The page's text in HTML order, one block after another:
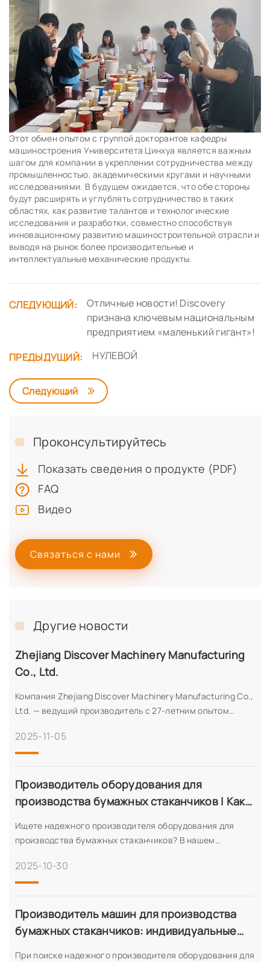
Этот обмен опытом с группой докторантов кафедры
машиностроения Университета Цинхуа является важным
шагом для компании в укреплении сотрудничества между
промышленностью, академическими кругами и научными
исследованиями. В будущем ожидается, что обе стороны
будут расширять и углублять сотрудничество в таких
областях, как развитие талантов и технологические
исследования и разработки, совместно способствуя
инновационному развитию машиностроительной отрасли и
выводя на рынок более производительные и
интеллектуальные механические продукты.
СЛЕДУЮЩИЙ:
Отличные новости! Discovery
признана ключевым национальным
предприятием «маленький гигант»!
ПРЕДЫДУЩИЙ:
НУЛЕВОЙ
Следующий
Проконсультируйтесь
Показать сведения о продукте (PDF)
FAQ
Видео
Связаться с нами
Другие новости
Zhejiang Discover Machinery Manufacturing
Co., Ltd.
Компания Zhejiang Discover Machinery Manufacturing Co.,
Ltd. — ведущий производитель с 27-летним опытом
оборудовании для различных сфер применения. Имея
сертификаты CE, ISO, SA8000 и другие, мы предлагаем
более чем в 60 стран и располагаем мощностями для
производства 100 единиц продукции в месяц. Откройте
для себя наши передовые технологии, систему контроля
качества и международный опыт.
2025-11-05
Производитель оборудования для
производства бумажных стаканчиков | Как
Ищете надежного производителя оборудования для
производства бумажных стаканчиков? В нашем
производительности, настройки, стоимости и того, как
Discover предлагает надежные и высокоскоростные
2025-10-30
Производитель машин для производства
бумажных стаканчиков: индивидуальные
При поиске надежного производителя оборудования для